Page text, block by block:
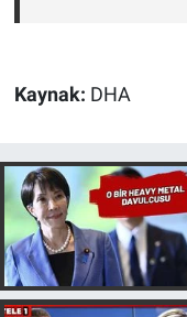
Kaynak: DHA
Programlar
Sağlık
Spor
Teknoloji